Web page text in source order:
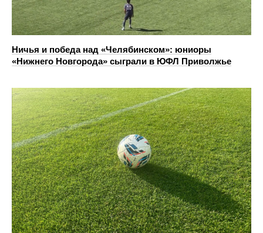
Ничья и победа над «Челябинском»: юниоры
«Нижнего Новгорода» сыграли в ЮФЛ Приволжье